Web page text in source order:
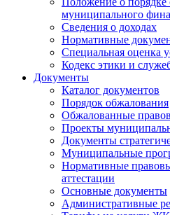
муниципального
Сведения о доходах
Нормативные
Специальная оценка
Кодекс этики и
Документы
Каталог документов
Порядок обжалования
Обжалованные
Проекты
Документы
Муниципальные
Нормативные
аттестации
Основные документы
Административные